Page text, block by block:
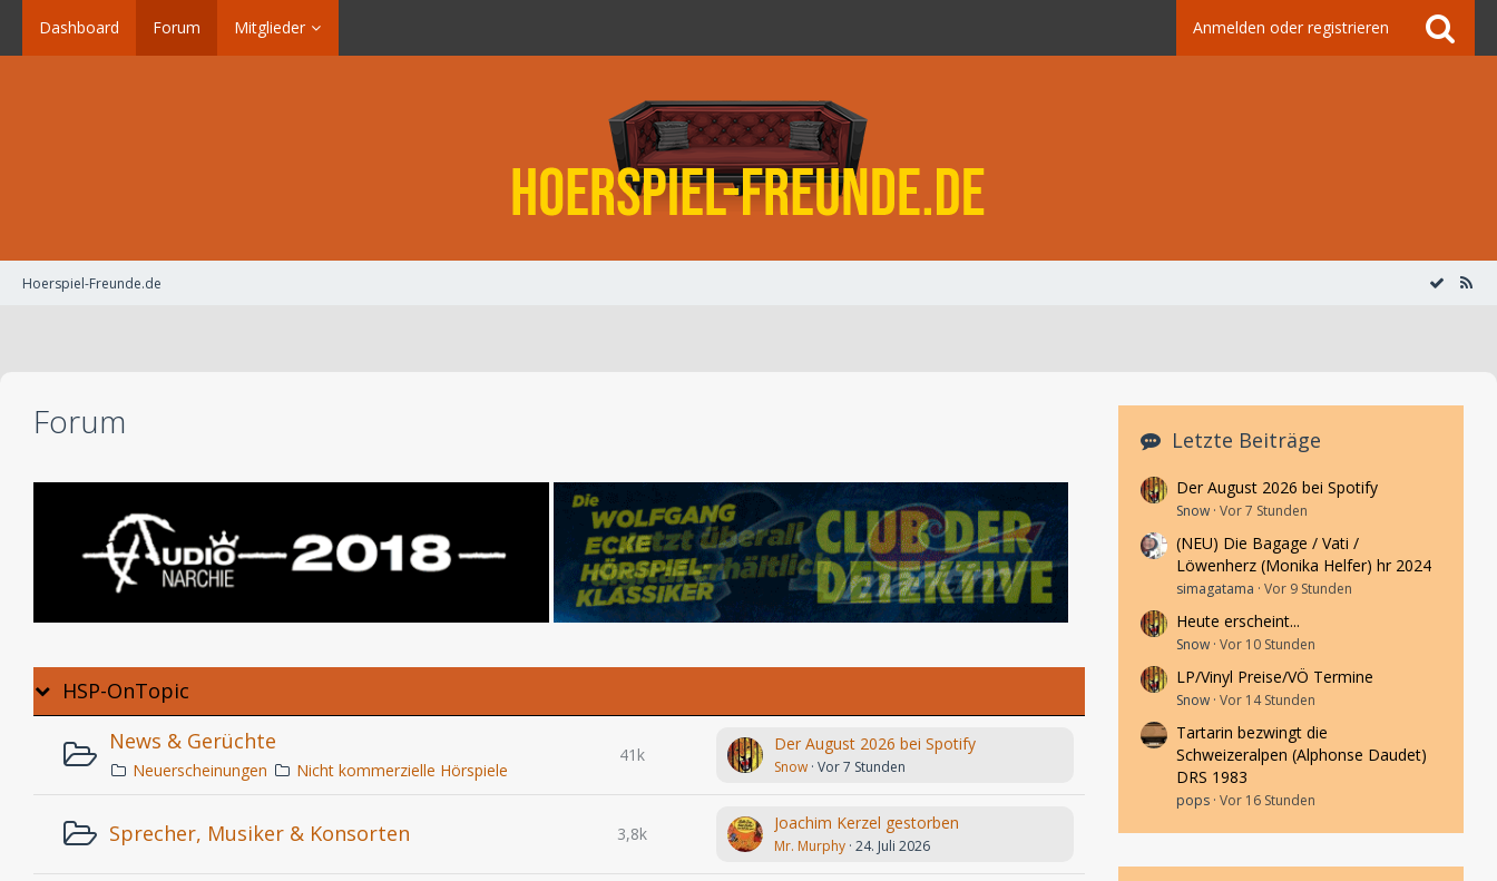
Dashboard Forum Mitglieder Anmelden oder registrieren
Hoerspiel-Freunde.de
Forum
HSP-OnTopic
News & Gerüchte
Neuerscheinungen Nicht kommerzielle Hörspiele
41k
Der August 2026 bei Spotify
Snow Vor 7 Stunden
Sprecher, Musiker & Konsorten 3,8k
Joachim Kerzel gestorben
Mr. Murphy 24. Juli 2026
Letzte Beiträge
Der August 2026 bei Spotify
Snow Vor 7 Stunden
(NEU) Die Bagage / Vati /
Löwenherz (Monika Helfer) hr 2024
simagatama Vor 9 Stunden
Heute erscheint...
Snow Vor 10 Stunden
LP/Vinyl Preise/VÖ Termine
Snow Vor 14 Stunden
Tartarin bezwingt die
Schweizeralpen (Alphonse Daudet)
DRS 1983
pops Vor 16 Stunden